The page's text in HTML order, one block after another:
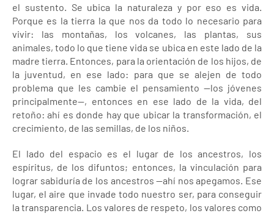
el sustento. Se ubica la naturaleza y por eso es vida.
Porque es la tierra la que nos da todo lo necesario para
vivir: las montañas, los volcanes, las plantas, sus
animales, todo lo que tiene vida se ubica en este lado de la
madre tierra. Entonces, para la orientación de los hijos, de
la juventud, en ese lado: para que se alejen de todo
problema que les cambie el pensamiento —los jóvenes
principalmente—, entonces en ese lado de la vida, del
retoño: ahí es donde hay que ubicar la transformación, el
crecimiento, de las semillas, de los niños.
El lado del espacio es el lugar de los ancestros, los
espíritus, de los difuntos; entonces, la vinculación para
lograr sabiduría de los ancestros —ahí nos apegamos. Ese
lugar, el aire que invade todo nuestro ser, para conseguir
la transparencia. Los valores de respeto, los valores como